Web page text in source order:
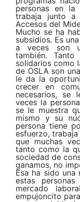
personas en
trabaja junto a
Accesos del
Mucho se ha
subsidios. Es
a veces son
también.
solidarios como
de OSLA son
le da la
crecer en
necesarios, se
veces la
se le muestra
mismo y su
persona tiene
esfuerzo,
que muchas
tanto como la
sociedad de
ganamos, no
Esa ha sido una
estas
mercado
empujoncito